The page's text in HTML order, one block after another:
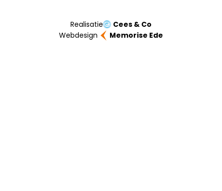
Realisatie
Cees & Co
Webdesign
Memorise Ede